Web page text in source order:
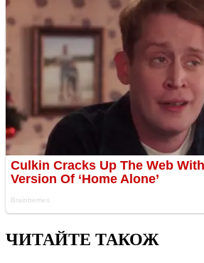
ЧИТАЙТЕ ТАКОЖ